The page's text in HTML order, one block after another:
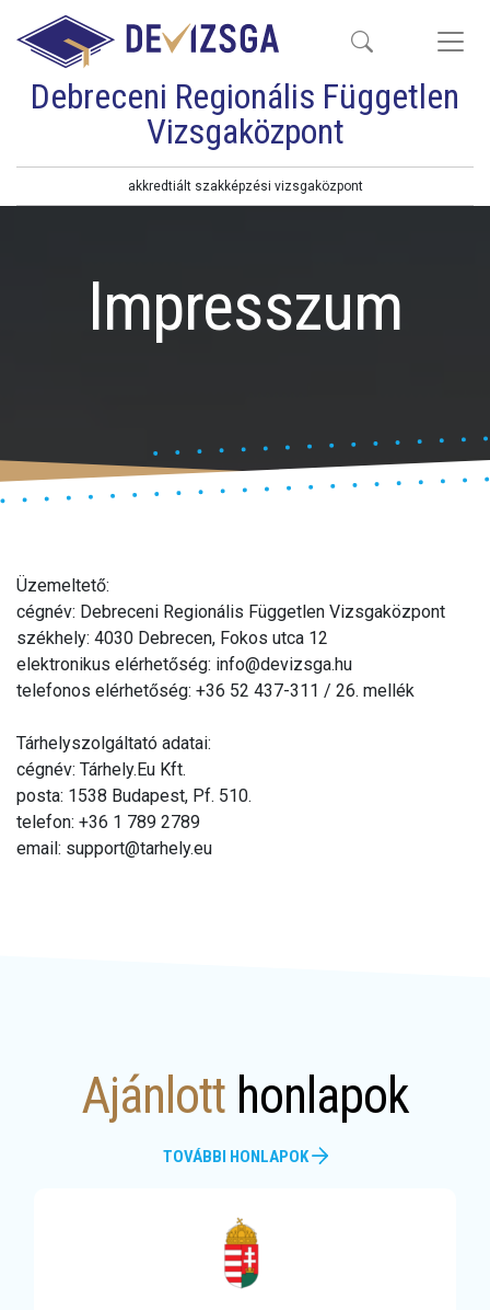
Debreceni Regionális Független
Vizsgaközpont
akkredtiált szakképzési vizsgaközpont
Impresszum
Üzemeltető:
cégnév: Debreceni Regionális Független Vizsgaközpont
székhely: 4030 Debrecen, Fokos utca 12
elektronikus elérhetőség: info@devizsga.hu
telefonos elérhetőség: +36 52 437-311 / 26. mellék
Tárhelyszolgáltató adatai:
cégnév: Tárhely.Eu Kft.
posta: 1538 Budapest, Pf. 510.
telefon: +36 1 789 2789
email: support@tarhely.eu
Ajánlotthonlapok
TOVÁBBI HONLAPOK